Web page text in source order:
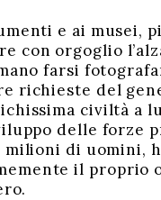
e ai musei,
con orgoglio
farsi
richieste del
civiltà a
delle forze
di uomini,
il proprio